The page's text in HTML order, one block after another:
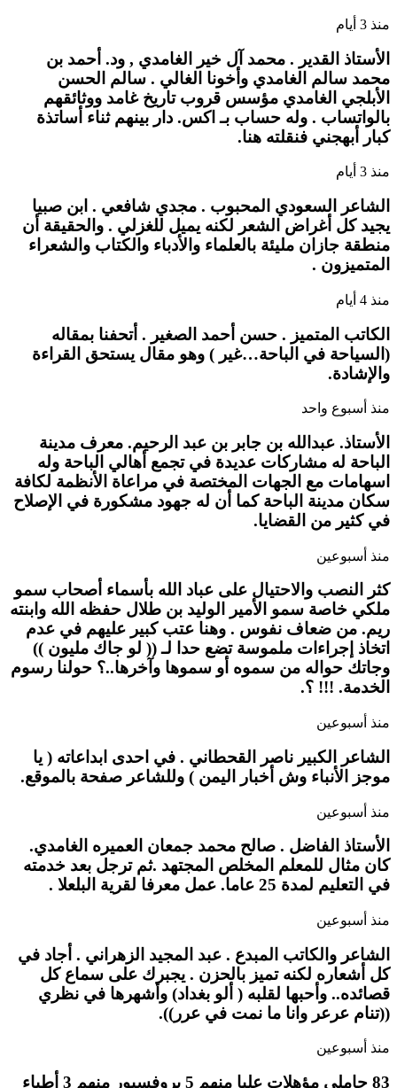
منذ 3 أيام
الأستاذ القدير . محمد آل خير الغامدي , ود. أحمد بن
محمد سالم الغامدي وأخونا الغالي . سالم الحسن
الأبلجي الغامدي مؤسس قروب تاريخ غامد ووثائقهم
بالواتساب . وله حساب بـ اكس. دار بينهم ثناء أساتذة
كبار أبهجني فنقلته هنا.
منذ 3 أيام
الشاعر السعودي المحبوب . مجدي شافعي . ابن صبيا
يجيد كل أغراض الشعر لكنه يميل للغزلي . والحقيقة أن
منطقة جازان مليئة بالعلماء والأدباء والكتاب والشعراء
المتميزون .
منذ 4 أيام
الكاتب المتميز . حسن أحمد الصغير . أتحفنا بمقاله
(السياحة في الباحة…غير ) وهو مقال يستحق القراءة
والإشادة.
منذ أسبوع واحد
الأستاذ. عبدالله بن جابر بن عبد الرحيم. معرف مدينة
الباحة له مشاركات عديدة في تجمع أهالي الباحة وله
اسهامات مع الجهات المختصة في مراعاة الأنظمة لكافة
سكان مدينة الباحة كما أن له جهود مشكورة في الإصلاح
في كثير من القضايا.
منذ أسبوعين
كثر النصب والاحتيال على عباد الله بأسماء أصحاب سمو
ملكي خاصة سمو الأمير الوليد بن طلال حفظه الله وابنته
ريم. من ضعاف نفوس . وهنا عتب كبير عليهم في عدم
اتخاذ إجراءات ملموسة تضع حدا لـ (( لو جاك مليون ))
وجاتك حواله من سموه أو سموها وآخرها..؟ حولنا رسوم
الخدمة. !!! ؟.
منذ أسبوعين
الشاعر الكبير ناصر القحطاني . في احدى ابداعاته ( يا
موجز الأنباء وش أخبار اليمن ) وللشاعر صفحة بالموقع.
منذ أسبوعين
الأستاذ الفاضل . صالح محمد جمعان العميره الغامدي.
كان مثال للمعلم المخلص المجتهد .ثم ترجل بعد خدمته
في التعليم لمدة 25 عاما. عمل معرفا لقرية البلعلا .
منذ أسبوعين
الشاعر والكاتب المبدع . عبد المجيد الزهراني . أجاد في
كل أشعاره لكنه تميز بالحزن . يجبرك على سماع كل
قصائده.. وأحبها لقلبه ( ألو بغداد) وأشهرها في نظري
((تنام عرعر وانا ما نمت في عرر)).
منذ أسبوعين
83 حاملي مؤهلات عليا منهم 5 بروفسيور منهم 3 أطباء